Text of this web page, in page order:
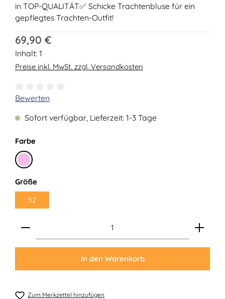
in TOP-QUALITÄT✅ Schicke Trachtenbluse für ein
gepflegtes Trachten-Outfit!
Regulärer Preis:
69,90 €
Inhalt: 1
Preise inkl. MwSt. zzgl. Versandkosten
Durchschnittliche Bewertung von 0 von 5 Sternen
Bewerten
Sofort verfügbar, Lieferzeit: 1-3 Tage
Farbeauswählen
Rosa
Größeauswählen
52
Produkt Anzahl: Gib den gewünschten Wert ein
In den Warenkorb
Zum Merkzettel hinzufügen